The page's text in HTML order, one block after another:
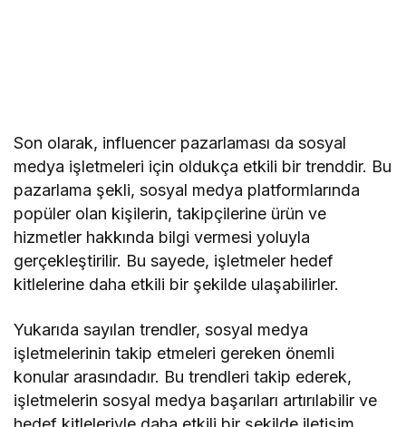
Son olarak, influencer pazarlaması da sosyal
medya işletmeleri için oldukça etkili bir trenddir. Bu
pazarlama şekli, sosyal medya platformlarında
popüler olan kişilerin, takipçilerine ürün ve
hizmetler hakkında bilgi vermesi yoluyla
gerçekleştirilir. Bu sayede, işletmeler hedef
kitlelerine daha etkili bir şekilde ulaşabilirler.
Yukarıda sayılan trendler, sosyal medya
işletmelerinin takip etmeleri gereken önemli
konular arasındadır. Bu trendleri takip ederek,
işletmelerin sosyal medya başarıları artırılabilir ve